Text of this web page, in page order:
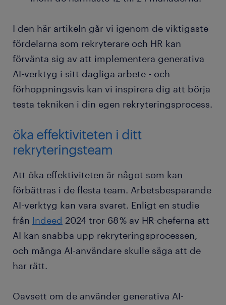
I den här artikeln går vi igenom de viktigaste
fördelarna som rekryterare och HR kan
förvänta sig av att implementera generativa
AI-verktyg i sitt dagliga arbete - och
förhoppningsvis kan vi inspirera dig att börja
testa tekniken i din egen rekryteringsprocess.
öka effektiviteten i ditt
rekryteringsteam
Att öka effektiviteten är något som kan
förbättras i de flesta team. Arbetsbesparande
AI-verktyg kan vara svaret. Enligt en studie
från Indeed 2024 tror 68 % av HR-cheferna att
AI kan snabba upp rekryteringsprocessen,
och många AI-användare skulle säga att de
har rätt.
Oavsett om de använder generativa AI-